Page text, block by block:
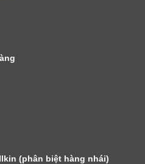
(phân biệt hàng nhái)